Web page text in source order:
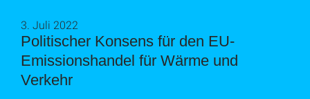
Politischer Konsens für den EU-
Emissionshandel für Wärme und
Verkehr
3. Juli 2022